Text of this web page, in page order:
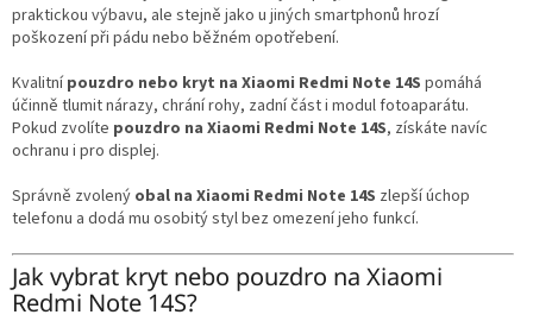
p
r
v
k
y
v
i
s
praktickou výbavu, ale stejně jako u jiných smartphonů hrozí
poškození při pádu nebo běžném opotřebení.
Kvalitnípouzdro nebo kryt na Xiaomi Redmi Note 14S pomáhá
účinně tlumit nárazy, chrání rohy, zadní část i modul fotoaparátu.
Pokud zvolíte pouzdro na Xiaomi Redmi Note 14S, získáte navíc
ochranu i pro displej.
Správně zvolený obal na Xiaomi Redmi Note 14S zlepší úchop
telefonu a dodá mu osobitý styl bez omezení jeho funkcí.
Jak vybrat kryt nebo pouzdro na Xiaomi
Redmi Note 14S?